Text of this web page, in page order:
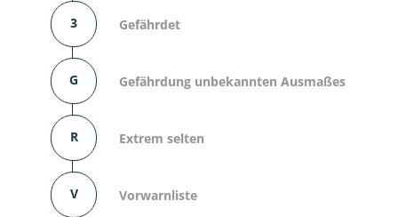
3 Gefährdet
G Gefährdung unbekannten Ausmaßes
R Extrem selten
V Vorwarnliste